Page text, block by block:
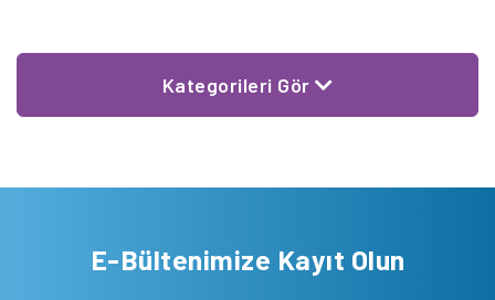
Kategorileri Gör
E-Bültenimize Kayıt Olun